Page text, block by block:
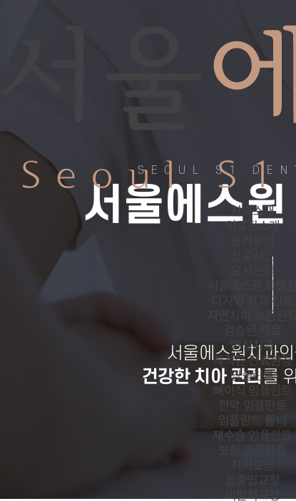
치과소개
의료진소개
진료시간
오시는길
서울에스원 특별함
디지털 치과 진료
자연치아 보존원칙
안심치과
쾌적한 진료환경
임플란트
뼈이식 임플란트
전악 임플란트
임플란트 틀니
재수술 임플란트
돌출입교정
SEOUL S1
서울에스원
서울에스원치과
건강한 치아 관리를